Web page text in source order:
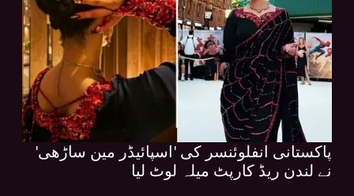
پاکستانی انفلوئنسر کی 'اسپائیڈر مین ساڑھی'
نے لندن ریڈ کارپٹ میلہ لوٹ لیا